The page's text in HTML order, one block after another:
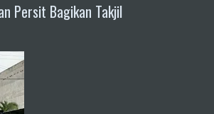
Persit Bagikan Takjil